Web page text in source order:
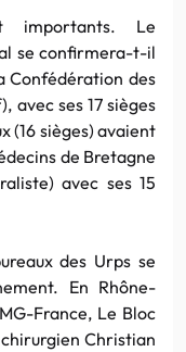
importants. Le
se confirmera-t-il
Confédération des
avec ses 17 sièges
(16 sièges) avaient
de Bretagne
avec ses 15
des Urps se
En Rhône-
France, Le Bloc
Christian